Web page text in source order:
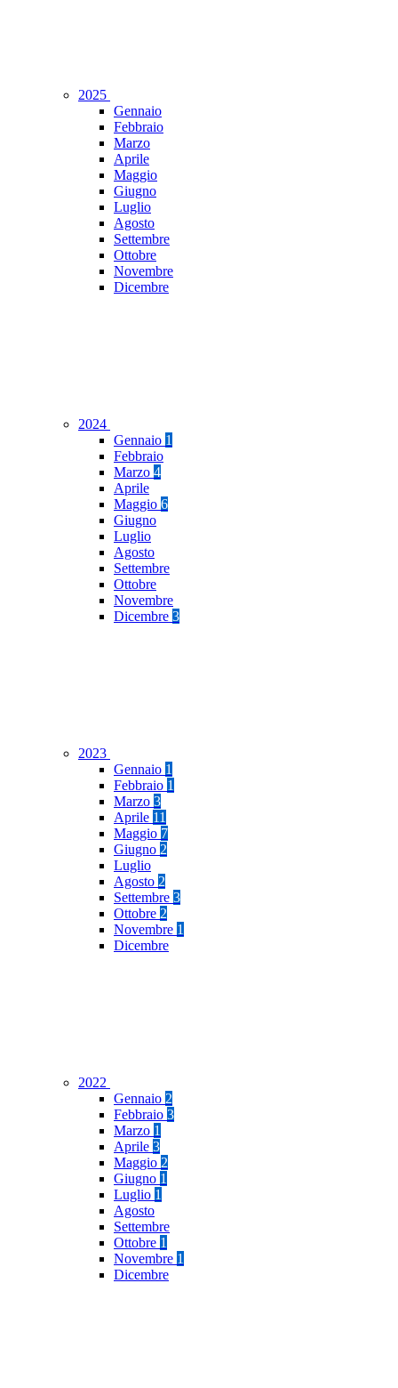
2025
Gennaio
Febbraio
Marzo
Aprile
Maggio
Giugno
Luglio
Agosto
Settembre
Ottobre
Novembre
Dicembre
2024
Gennaio 1
Febbraio
Marzo 4
Aprile
Maggio 6
Giugno
Luglio
Agosto
Settembre
Ottobre
Novembre
Dicembre 3
2023
Gennaio 1
Febbraio 1
Marzo 3
Aprile 11
Maggio 7
Giugno 2
Luglio
Agosto 2
Settembre 3
Ottobre 2
Novembre 1
Dicembre
2022
Gennaio 2
Febbraio 3
Marzo 1
Aprile 3
Maggio 2
Giugno 1
Luglio 1
Agosto
Settembre
Ottobre 1
Novembre 1
Dicembre